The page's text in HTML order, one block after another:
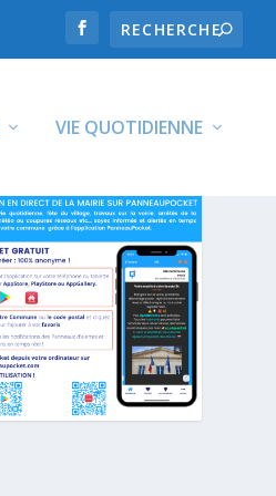
VIE QUOTIDIENNE